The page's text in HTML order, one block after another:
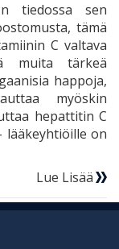
tiedossa sen
tämä
C valtava
muita tärkeä
happoja,
myöskin
hepattitin C
lääkeyhtiöille on
Lue Lisää